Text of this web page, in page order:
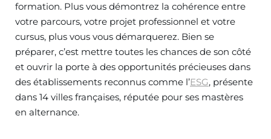
formation. Plus vous démontrez la cohérence entre
votre parcours, votre projet professionnel et votre
cursus, plus vous vous démarquerez. Bien se
préparer, c’est mettre toutes les chances de son côté
et ouvrir la porte à des opportunités précieuses dans
des établissements reconnus comme l’ESG, présente
dans 14 villes françaises, réputée pour ses mastères
en alternance.